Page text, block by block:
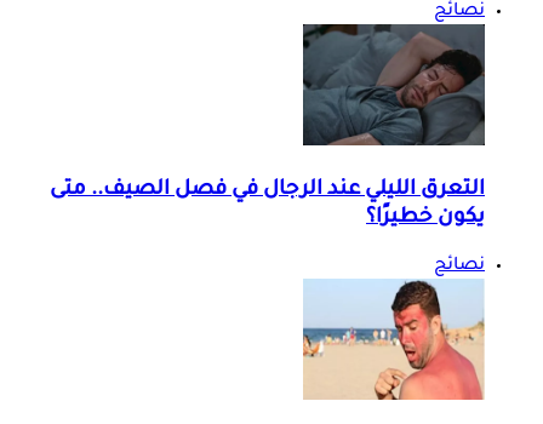
نصائح
التعرق الليلي عند الرجال في فصل الصيف.. متى
يكون خطيرًا؟
نصائح